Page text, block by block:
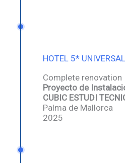
HOTEL 5*
Complete renovation
Proyecto de
CUBIC ESTUDI
Palma de Mallorca
2025